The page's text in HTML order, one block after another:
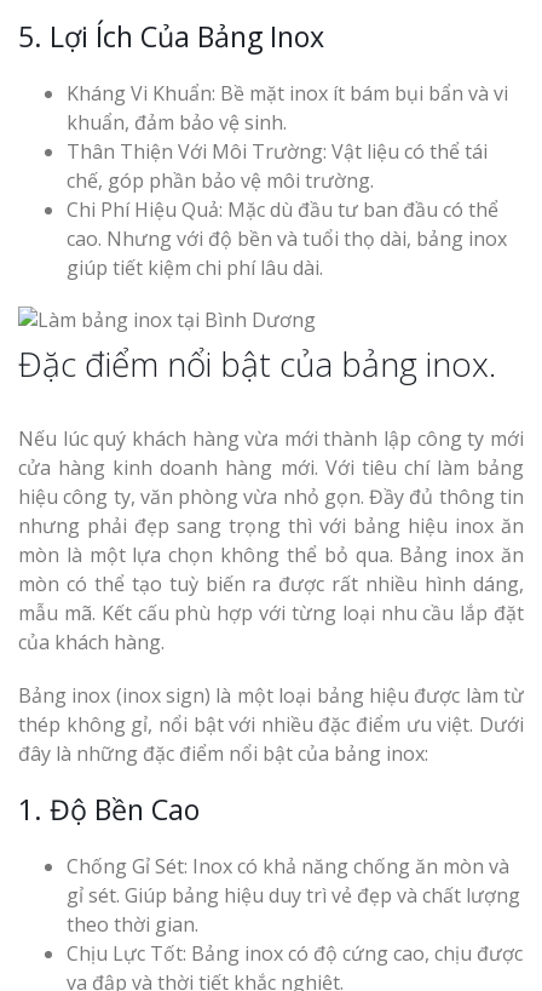
5. Lợi Ích Của Bảng Inox
Kháng Vi Khuẩn: Bề mặt inox ít bám bụi bẩn và vi
khuẩn, đảm bảo vệ sinh.
Thân Thiện Với Môi Trường: Vật liệu có thể tái
chế, góp phần bảo vệ môi trường.
Chi Phí Hiệu Quả: Mặc dù đầu tư ban đầu có thể
cao. Nhưng với độ bền và tuổi thọ dài, bảng inox
giúp tiết kiệm chi phí lâu dài.
Đặc điểm nổi bật của bảng inox.
Nếu lúc quý khách hàng vừa mới thành lập công ty mới
cửa hàng kinh doanh hàng mới. Với tiêu chí làm bảng
hiệu công ty, văn phòng vừa nhỏ gọn. Đầy đủ thông tin
nhưng phải đẹp sang trọng thì với bảng hiệu inox ăn
mòn là một lựa chọn không thể bỏ qua. Bảng inox ăn
mòn có thể tạo tuỳ biến ra được rất nhiều hình dáng,
mẫu mã. Kết cấu phù hợp với từng loại nhu cầu lắp đặt
của khách hàng.
Bảng inox (inox sign) là một loại bảng hiệu được làm từ
thép không gỉ, nổi bật với nhiều đặc điểm ưu việt. Dưới
đây là những đặc điểm nổi bật của bảng inox:
1. Độ Bền Cao
Chống Gỉ Sét: Inox có khả năng chống ăn mòn và
gỉ sét. Giúp bảng hiệu duy trì vẻ đẹp và chất lượng
theo thời gian.
Chịu Lực Tốt: Bảng inox có độ cứng cao, chịu được
va đập và thời tiết khắc nghiệt.